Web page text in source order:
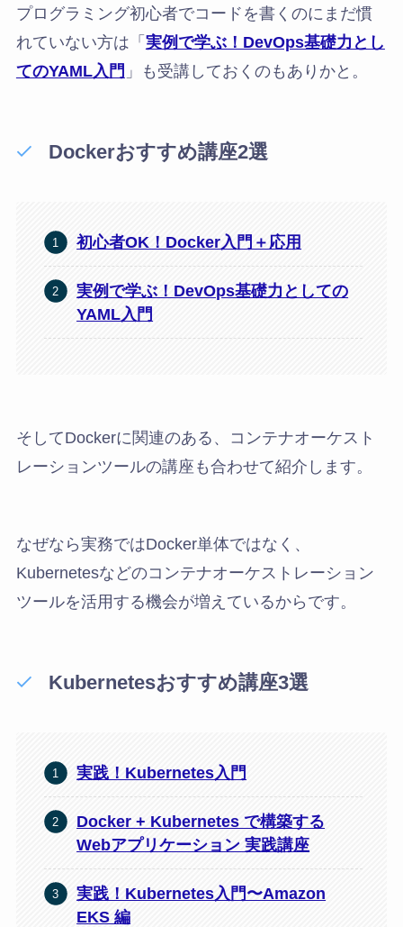
プログラミング初心者でコードを書くのにまだ慣
れていない方は「 実例で学ぶ！DevOps基礎力とし
てのYAML入門 」も受講しておくのもありかと。
Dockerおすすめ講座2選
初心者OK！Docker入門＋応用
実例で学ぶ！DevOps基礎力としての
YAML入門
そしてDockerに関連のある、コンテナオーケスト
レーションツールの講座も合わせて紹介します。
なぜなら実務ではDocker単体ではなく、
Kubernetesなどのコンテナオーケストレーション
ツールを活用する機会が増えているからです。
Kubernetesおすすめ講座3選
実践！Kubernetes入門
Docker + Kubernetes で構築する
Webアプリケーション 実践講座
実践！Kubernetes入門〜Amazon
EKS 編